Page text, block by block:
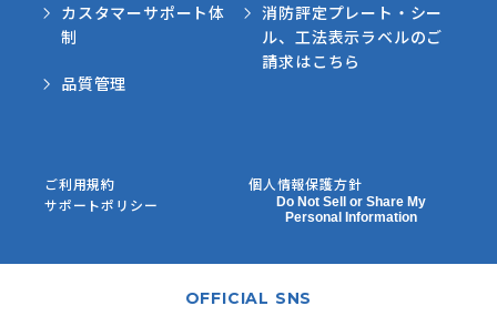
カスタマーサポート体
制
品質管理
消防評定プレート・シー
ル、工法表示ラベルのご
請求はこちら
ご利用規約
個人情報保護方針
サポートポリシー
Do Not Sell or Share My
Personal Information
OFFICIAL SNS